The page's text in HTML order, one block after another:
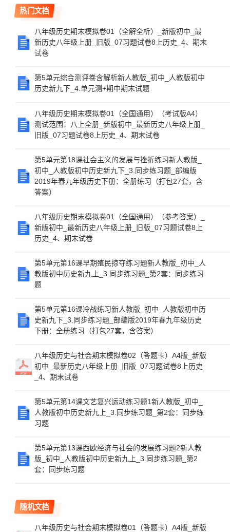
热门文档
八年级历史期末模拟卷01（全解全析）_新版初中_最
新历史八年级上册_旧版_07习题试卷8上历史_4、期末
试卷
第5单元综合测评卷含解析新人教版_初中_人教版初中
历史新九下_4.单元测+期中期末试题
八年级历史期末模拟卷01（全国通用）（考试版A4）
测试范围：八上全册_新版初中_最新历史八年级上册_
旧版_07习题试卷8上历史_4、期末试卷
第5单元第18课社会主义的发展与挫折练习新人教版_
初中_人教版初中历史新九下_3.同步练习题_部编版
2019年春九年级历史下册：全册练习（打包27套，含
答案）
八年级历史期末模拟卷01（全国通用）（参考答案）_
新版初中_最新历史八年级上册_旧版_07习题试卷8上
历史_4、期末试卷
第5单元第16课早期殖民掠夺练习题新人教版_初中_人
教版初中历史新九上_3.同步练习题_第2套：同步练习
题
第5单元第16课冷战练习新人教版_初中_人教版初中历
史新九下_3.同步练习题_部编版2019年春九年级历史
下册：全册练习（打包27套，含答案）
八年级历史与社会期末模拟卷02（答题卡）A4版_新版
初中_最新历史八年级上册_旧版_07习题试卷8上历史
_4、期末试卷
第5单元第14课文艺复兴运动练习题1新人教版_初中_
人教版初中历史新九上_3.同步练习题_第2套：同步练
习题
第5单元第13课西欧经济与社会的发展练习题2新人教
版_初中_人教版初中历史新九上_3.同步练习题_第2
套：同步练习题
随机文档
八年级历史与社会期末模拟卷01（答题卡）A4版_新版